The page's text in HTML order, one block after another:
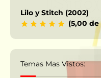
Lilo y Stitch (2002)
(5,00 de
Temas Mas Vistos: